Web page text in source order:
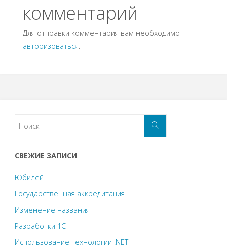
комментарий
Для отправки комментария вам необходимо
авторизоваться.
СВЕЖИЕ ЗАПИСИ
Юбилей
Государственная аккредитация
Изменение названия
Разработки 1С
Использование технологии .NET